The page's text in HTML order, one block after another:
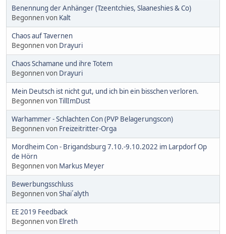
Benennung der Anhänger (Tzeentchies, Slaaneshies & Co)
Begonnen von Kalt
Chaos auf Tavernen
Begonnen von Drayuri
Chaos Schamane und ihre Totem
Begonnen von Drayuri
Mein Deutsch ist nicht gut, und ich bin ein bisschen verloren.
Begonnen vonTillImDust
Warhammer - Schlachten Con (PVP Belagerungscon)
Begonnen von Freizeitritter-Orga
Mordheim Con - Brigandsburg 7.10.-9.10.2022 im Larpdorf Op
de Hörn
Begonnen von Markus Meyer
Bewerbungsschluss
Begonnen vonShai´alyth
EE 2019 Feedback
Begonnen von Elreth